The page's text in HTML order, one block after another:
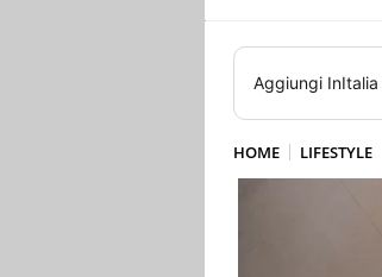
Aggiungi InItalia
HOME LIFESTYLE